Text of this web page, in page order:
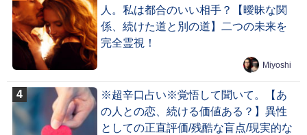
人。私は都合のいい相手？【曖昧な関
係、続けた道と別の道】二つの未来を
完全霊視！
Miyoshi
※超辛口占い※覚悟して聞いて。【あ
の人との恋、続ける価値ある？】異性
としての正直評価/残酷な盲点/現実的な